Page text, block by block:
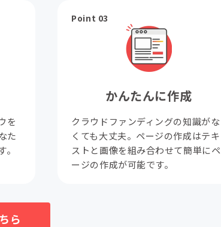
を
た
Point 03
かんたんに作成
クラウドファンディングの知識がな
くても大丈夫。ページの作成はテキ
ストと画像を組み合わせて簡単にペ
ージの作成が可能です。
ら